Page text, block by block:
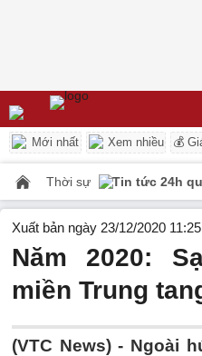
Mới nhất Xem nhiều 💰
Thời sự Tin tức 24h
Xuất bản ngày 23/12/2020
Năm 2020:
miền Trung
(VTC News) - Ngoài